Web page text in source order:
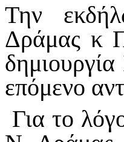
Την
Δράμας κ
επόμενο
Για το